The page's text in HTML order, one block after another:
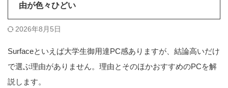
由が色々ひどい
2026年8月5日
Surfaceといえば大学生御用達PC感ありますが、結論高いだけ
で選ぶ理由がありません。理由とそのほかおすすめのPCを解
説します。